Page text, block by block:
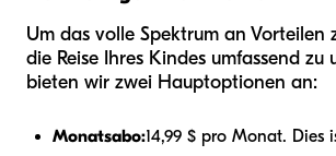
Um das volle Spektrum an Vorteilen
die Reise Ihres Kindes umfassend zu
bieten wir zwei Hauptoptionen an:
Monatsabo:14,99 $ pro Monat. Dies